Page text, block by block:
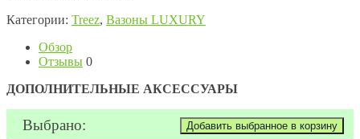
Категории: Treez, Вазоны LUXURY
Обзор
Отзывы 0
ДОПОЛНИТЕЛЬНЫЕ АКСЕССУАРЫ
Выбрано: